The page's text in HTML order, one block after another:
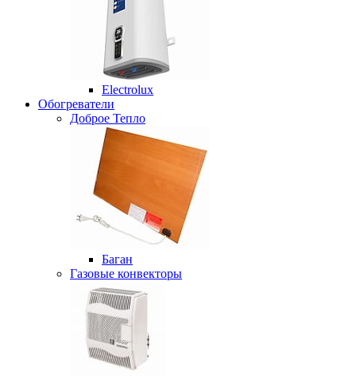
Electrolux
Обогреватели
Доброе Тепло
Баган
Газовые конвекторы